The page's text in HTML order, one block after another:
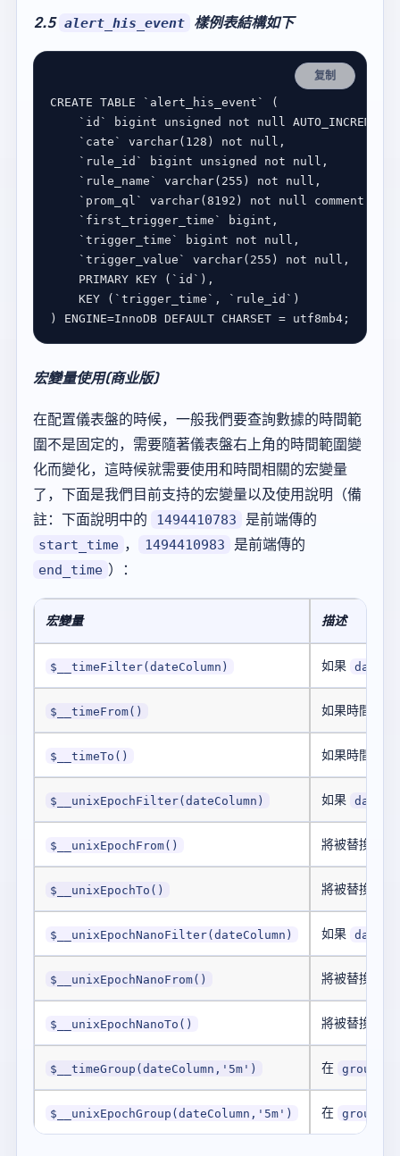
2.5 alert_his_event 樣例表結構如下
复制
CREATE TABLE ` alert_his_event `
` id ` bigint unsigned not
null
` cate ` varchar( 128 ) not null
` rule_id ` bigint unsigned not null
` rule_name ` varchar( 255 ) not null
` prom_ql ` varchar( 8192 ) not null comment
` first_trigger_time `
` trigger_time ` bigint not null
` trigger_value ` varchar( 255 ) not null
PRIMARY KEY ( ` id `
KEY ( ` trigger_time ` , ` rule_id `
) ENGINE=InnoDB DEFAULT CHARSET =
宏變量使用(商业版)
在配置儀表盤的時候，一般我們要查詢數據的時間範
圍不是固定的，需要隨著儀表盤右上角的時間範圍變
化而變化，這時候就需要使用和時間相關的宏變量
了，下面是我們目前支持的宏變量以及使用說明（備
註：下面說明中的
1494410783 是前端傳的
start_time ， 1494410983 是前端傳的
end_time ）：
宏變量 描述
$__timeFilter(dateColumn) 如果
$__timeFrom() 如果時間列
$__timeTo() 如果時間列
$__unixEpochFilter(dateColumn) 如果
$__unixEpochFrom() 將被替換為
$__unixEpochTo() 將被替換為
$__unixEpochNanoFilter(dateColumn) 如果
$__unixEpochNanoFrom() 將被替換為
$__unixEpochNanoTo() 將被替換為
$__timeGroup(dateColumn,'5m') 在 group by
$__unixEpochGroup(dateColumn,'5m') 在 group by